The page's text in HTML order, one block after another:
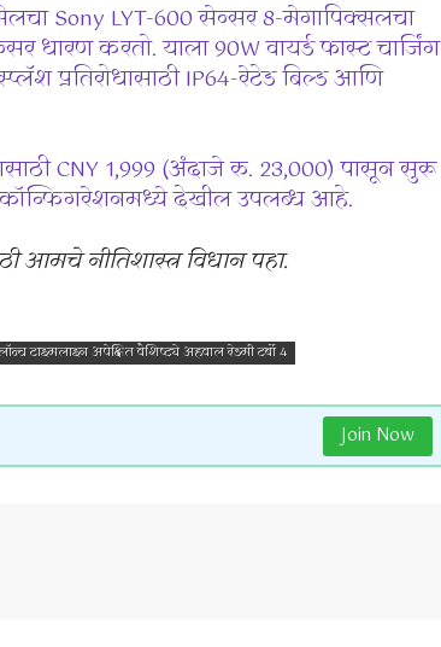
Sony LYT-600 सेन्सर 8-मेगापिक्सलचा
धारण करतो. याला 90W वायर्ड फास्ट चार्जिंग
प्रतिरोधासाठी IP64-रेटेड बिल्ड आणि
CNY 1,999 (अंदाजे रु. 23,000) पासून सुरू
कॉन्फिगरेशनमध्ये देखील उपलब्ध आहे.
नीतिशास्त्र विधान पहा.
लॉन्च टाइमलाइन अपेक्षित वैशिष्ट्ये अहवाल रेडमी टर्बो 4
Join Now